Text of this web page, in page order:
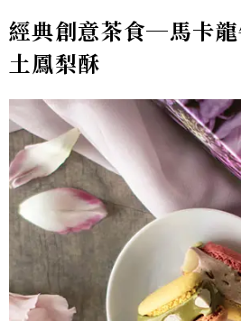
經典創意茶食─馬卡龍
土鳳梨酥